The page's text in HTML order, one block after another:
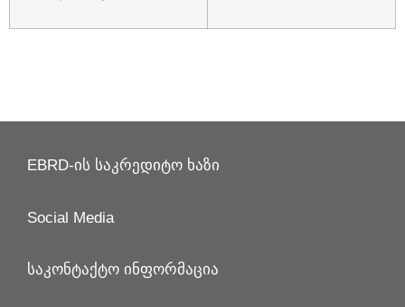
EBRD-ის საკრედიტო ხაზი
Social Media
საკონტაქტო ინფორმაცია